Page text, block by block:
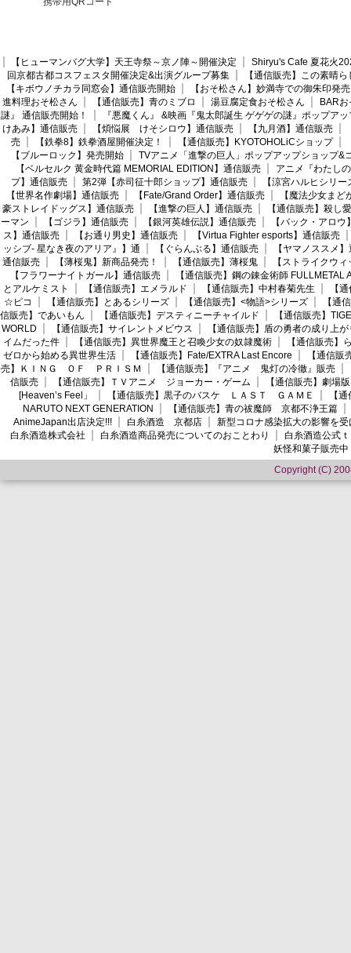
【ヒューマンバグ大学】天王寺祭～京ノ陣～開催決定
Shiryu's Cafe 夏花火
回京都古都コスフェスタ開催決定&出演グループ募集
【通信販売】この素晴
【キボウノチカラ同窓会】通信販売開始
【おそ松さん】妙満寺での御朱印発売
進料理おそ松さん
【通信販売】青のミブロ 湯豆腐定食おそ松さん
BAR
謎』 通信販売開始！
『悪魔くん』 &映画『鬼太郎誕生 ゲゲゲの謎』ポップア
けあみ】通信販売
【煩悩展 けそシロウ】通信販売 【九月酒】通信販売
売
【鉄拳8】鉄拳酒屋開催決定！ 【通信販売】KYOTOHOLiCショップ
【ブルーロック】発売開始
TVアニメ「進撃の巨人」ポップアップショップ&
【ベルセルク 黄金時代篇 MEMORIAL EDITION】通信販売
アニメ『わたし
プ】通信販売
第2弾【赤司征十郎ショップ】通信販売
【涼宮ハルヒシリ
【世界名作劇場】通信販売
【Fate/Grand Order】通信販売
【魔法少女ま
豪ストレイドッグス】通信販売
【進撃の巨人】通信販売
【通信販売】殺し愛
ーマン
【ゴジラ】通信販売 【銀河英雄伝説】通信販売
【バック・アロウ
ス】通信販売
【お通り男史】通信販売
【Virtua Fighter esports】通信販売
ッシブ- 星なき夜のアリア』】通
【ぐらんぶる】通信販売
【ヤマノススメ
通信販売
【薄桜鬼】新商品発売！ 【通信販売】薄桜鬼
【ストライクウ
【フラワーナイトガール】通信販売
【通信販売】鋼の錬金術師 FULLMETAL
とアルケミスト
【通信販売】エメラルド 【通信販売】中村春菊先生
【
☆ピコ
【通信販売】とあるシリーズ 【通信販売】<物語>シリーズ
【通
信販売】であいもん
【通信販売】デスティニーチャイルド
【通信販売】
WORLD
【通信販売】サイレントメビウス
【通信販売】盾の勇者の成り上が
イムだった件
【通信販売】異世界魔王と召喚少女の奴隷魔術
【通信販売】
ゼロから始める異世界生活
【通信販売】Fate/EXTRA Last Encore
【通信
売】ＫＩＮＧ ＯＦ ＰＲＩＳＭ
【通信販売】『アニメ 鬼灯の冷徹』販売
信販売
【通信販売】ＴＶアニメ ジョーカー・ゲーム
【通信販売】劇場
[Heaven’s Feel」
【通信販売】黒子のバスケ ＬＡＳＴ ＧＡＭＥ
【
NARUTO NEXT GENERATION
【通信販売】青の祓魔師 京都不浄王篇
AnimeJapan出店決定!!!
白糸酒造 京都店
新型コロナ感染拡大の影響を
白糸酒造株式会社
白糸酒造商品発売についてのおことわり
白糸酒造公式
妖怪和菓子販売中
Copyright (C)